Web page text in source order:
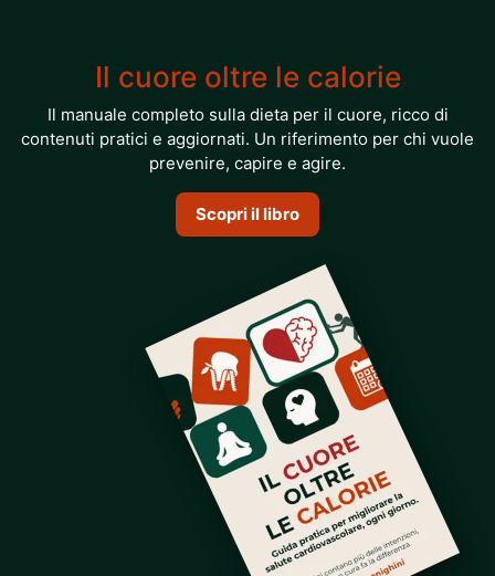
Il cuore oltre le calorie
Il manuale completo sulla dieta per il cuore, ricco di
contenuti pratici e aggiornati. Un riferimento per chi vuole
prevenire, capire e agire.
Scopri il libro